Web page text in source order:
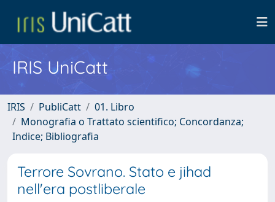
IRIS UniCatt
IRIS PubliCatt
01. Libro
Monografia o Trattato scientifico; Concordanza;
Indice; Bibliografia
Terrore Sovrano. Stato e jihad
nell'era postliberale